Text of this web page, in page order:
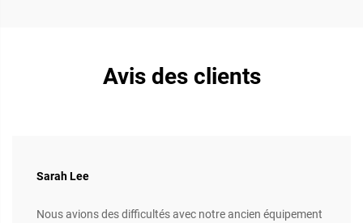
Avis des clients
Sarah Lee
Nous avions des difficultés avec notre ancien équipement